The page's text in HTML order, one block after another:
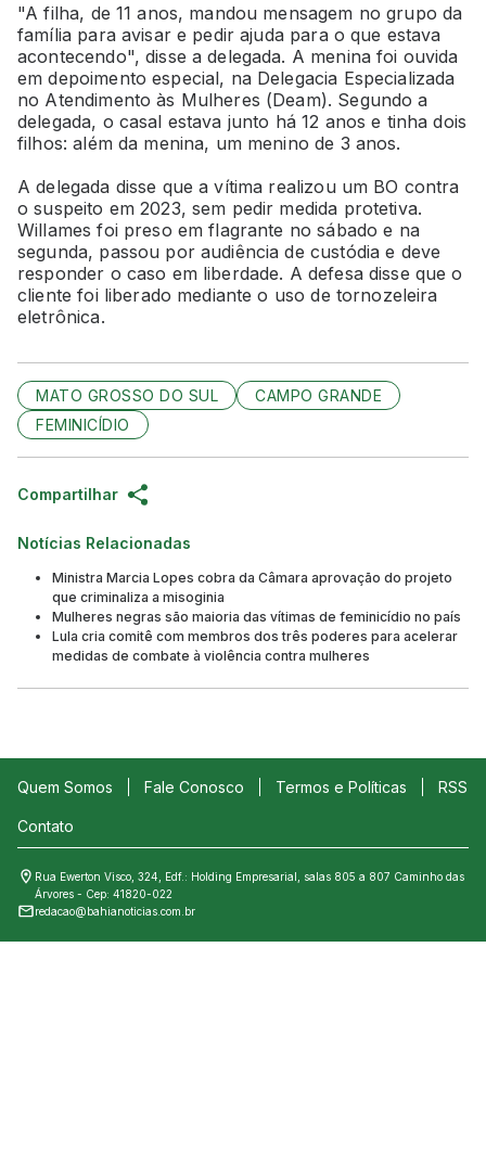
"A filha, de 11 anos, mandou mensagem no grupo da
família para avisar e pedir ajuda para o que estava
acontecendo", disse a delegada. A menina foi ouvida
em depoimento especial, na Delegacia Especializada
no Atendimento às Mulheres (Deam). Segundo a
delegada, o casal estava junto há 12 anos e tinha dois
filhos: além da menina, um menino de 3 anos.
A delegada disse que a vítima realizou um BO contra
o suspeito em 2023, sem pedir medida protetiva.
Willames foi preso em flagrante no sábado e na
segunda, passou por audiência de custódia e deve
responder o caso em liberdade. A defesa disse que o
cliente foi liberado mediante o uso de tornozeleira
eletrônica.
MATO GROSSO DO SUL
CAMPO GRANDE
FEMINICÍDIO
Compartilhar
Notícias Relacionadas
Ministra Marcia Lopes cobra da Câmara aprovação do projeto
que criminaliza a misoginia
Mulheres negras são maioria das vítimas de feminicídio no país
Lula cria comitê com membros dos três poderes para acelerar
medidas de combate à violência contra mulheres
Quem Somos Fale Conosco Termos e Políticas RSS
Contato
Rua Ewerton Visco, 324, Edf.: Holding Empresarial, salas 805 a 807 Caminho das
Árvores - Cep: 41820-022
redacao@bahianoticias.com.br